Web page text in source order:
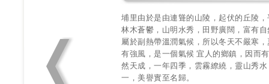
水的結果，使得
業廢水任意注入
埔里由於是由連聳的山陵，起伏的丘陵
林木蒼鬱，山明水秀，田野廣闊，富有
屬於副熱帶溫潤氣候，所以冬天不嚴寒
有強風，是一個氣候 宜人的鄉鎮，因而
然天成，一年四季，雲霧繚繞，靈山秀
一，美譽實至名歸。